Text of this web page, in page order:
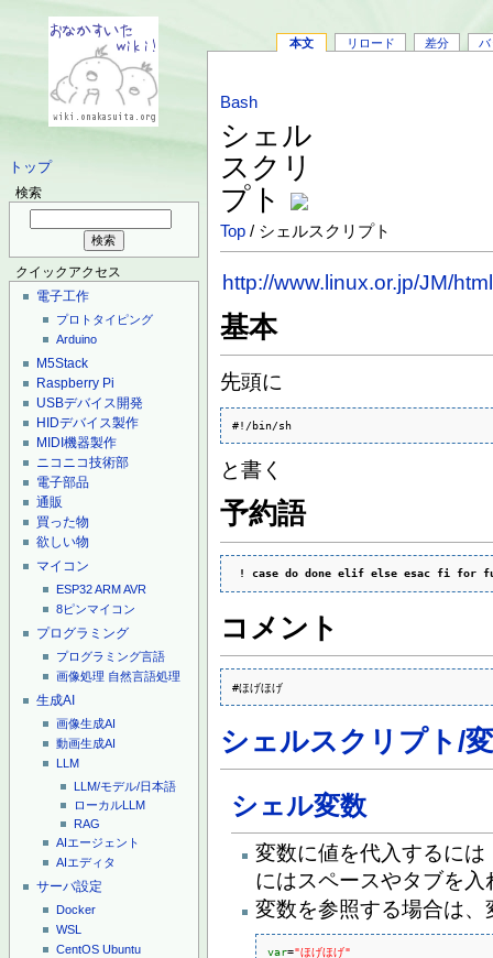
トップ
検索
クイックアクセス
電子工作
プロトタイピング
Arduino
M5Stack
Raspberry Pi
USBデバイス開発
HIDデバイス製作
MIDI機器製作
ニコニコ技術部
電子部品
通販
買った物
欲しい物
マイコン
ESP32ARMAVR
8ピンマイコン
プログラミング
プログラミング言語
画像処理 自然言語処理
生成AI
画像生成AI
動画生成AI
LLM
LLM/モデル/日本語
ローカルLLM
RAG
AIエージェント
AIエディタ
サーバ設定
Docker
WSL
CentOS Ubuntu
本文 リロード 差分 バ
Bash
シェル
スクリ
プト
Top / シェルスクリプト
http://www.linux.or.jp/JM/
基本
先頭に
#!/bin/sh
と書く
予約語
! case do done elif else esac fi for
コメント
#ほげほげ
シェルスクリプト/
シェル変数
変数に値を代入するに
にはスペースやタブを
変数を参照する場合は
var="ほげほげ"